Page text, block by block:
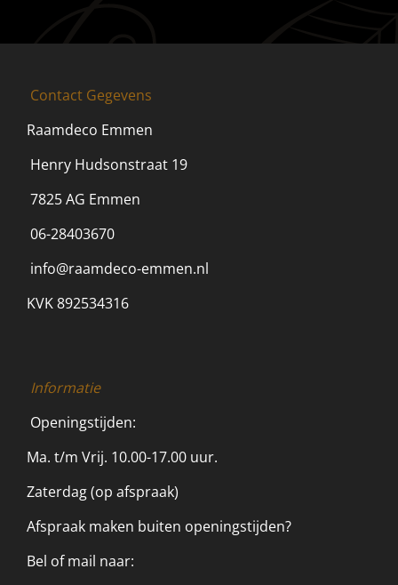
Contact Gegevens
Raamdeco Emmen
Henry Hudsonstraat 19
7825 AG Emmen
06-28403670
info@raamdeco-emmen.nl
KVK 892534316
Informatie
Openingstijden:
Ma. t/m Vrij. 10.00-17.00 uur.
Zaterdag (op afspraak)
Afspraak maken buiten openingstijden?
Bel of mail naar: